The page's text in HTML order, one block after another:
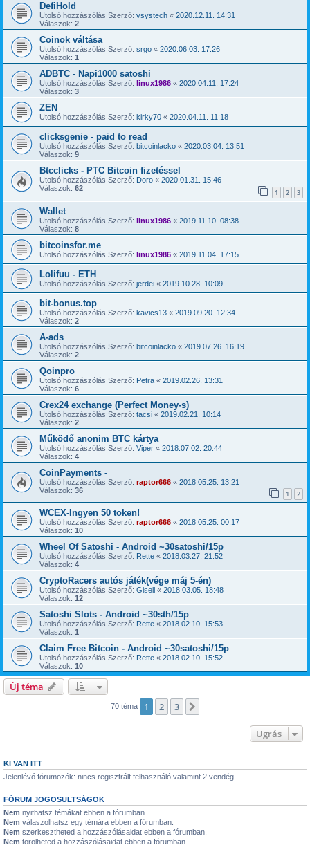
DefiHold
Utolsó hozzászólás Szerző: vsystech « 2020.12.11. 14:31
Válaszok: 2
Coinok váltása
Utolsó hozzászólás Szerző: srgo « 2020.06.03. 17:26
Válaszok: 1
ADBTC - Napi1000 satoshi
Utolsó hozzászólás Szerző: linux1986 « 2020.04.11. 17:24
Válaszok: 3
ZEN
Utolsó hozzászólás Szerző: kirky70 « 2020.04.11. 11:18
clicksgenie - paid to read
Utolsó hozzászólás Szerző: bitcoinlacko « 2020.03.04. 13:51
Válaszok: 9
Btcclicks - PTC Bitcoin fizetéssel
Utolsó hozzászólás Szerző: Doro « 2020.01.31. 15:46
Válaszok: 62 1 2 3
Wallet
Utolsó hozzászólás Szerző: linux1986 « 2019.11.10. 08:38
Válaszok: 8
bitcoinsfor.me
Utolsó hozzászólás Szerző: linux1986 « 2019.11.04. 17:15
Lolifuu - ETH
Utolsó hozzászólás Szerző: jerdei « 2019.10.28. 10:09
bit-bonus.top
Utolsó hozzászólás Szerző: kavics13 « 2019.09.20. 12:34
Válaszok: 2
A-ads
Utolsó hozzászólás Szerző: bitcoinlacko « 2019.07.26. 16:19
Válaszok: 2
Qoinpro
Utolsó hozzászólás Szerző: Petra « 2019.02.26. 13:31
Válaszok: 6
Crex24 exchange (Perfect Money-s)
Utolsó hozzászólás Szerző: tacsi « 2019.02.21. 10:14
Válaszok: 2
Működő anonim BTC kártya
Utolsó hozzászólás Szerző: Viper « 2018.07.02. 20:44
Válaszok: 4
CoinPayments -
Utolsó hozzászólás Szerző: raptor666 « 2018.05.25. 13:21
Válaszok: 36 1 2
WCEX-Ingyen 50 token!
Utolsó hozzászólás Szerző: raptor666 « 2018.05.25. 00:17
Válaszok: 10
Wheel Of Satoshi - Android ~30satoshi/15p
Utolsó hozzászólás Szerző: Rette « 2018.03.27. 21:52
Válaszok: 4
CryptoRacers autós játék(vége máj 5-én)
Utolsó hozzászólás Szerző: Gisell « 2018.03.05. 18:48
Válaszok: 12
Satoshi Slots - Android ~30sth/15p
Utolsó hozzászólás Szerző: Rette « 2018.02.10. 15:53
Válaszok: 1
Claim Free Bitcoin - Android ~30satoshi/15p
Utolsó hozzászólás Szerző: Rette « 2018.02.10. 15:52
Válaszok: 10
Új téma
70 téma 1 2 3
Ugrás
KI VAN ITT
Jelenlévő fórumozók: nincs regisztrált felhasználó valamint 2 vendég
FÓRUM JOGOSULTSÁGOK
Nem nyithatsz témákat ebben a fórumban.
Nem válaszolhatsz egy témára ebben a fórumban.
Nem szerkesztheted a hozzászólásaidat ebben a fórumban.
Nem törölheted a hozzászólásaidat ebben a fórumban.